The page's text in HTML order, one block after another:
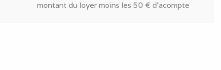
montant du loyer moins les 50 € d'acompte